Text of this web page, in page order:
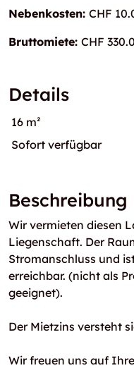
Nebenkosten: CHF
Bruttomiete: CHF
Details
16 m²
Sofort verfügbar
Beschreibung
Wir vermieten diesen
Liegenschaft. Der
Stromanschluss und
erreichbar. (nicht als
geeignet).
Der Mietzins versteht
Wir freuen uns auf